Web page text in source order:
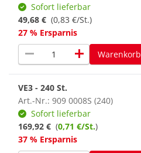
Sofort lieferbar
49,68 € (0,83 €/St.)
27 % Ersparnis
remove add Warenkorb
VE3 - 240 St.
Art.-Nr.: 909 0008S (240)
Sofort lieferbar
169,92 € (0,71 €/St.)
37 % Ersparnis